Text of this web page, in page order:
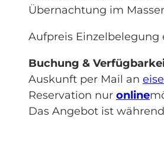
Übernachtung im
Aufpreis Einzelbelegung
Buchung &
Auskunft per Mail an
Reservation nur online
Das Angebot ist